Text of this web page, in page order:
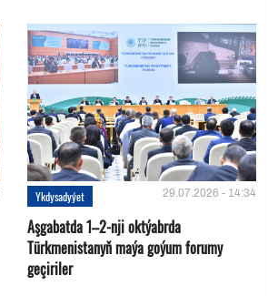
Ykdysadyýet 29.07.2026 - 14:34
Aşgabatda 1–2-nji oktýabrda
Türkmenistanyň maýa goýum forumy
geçiriler